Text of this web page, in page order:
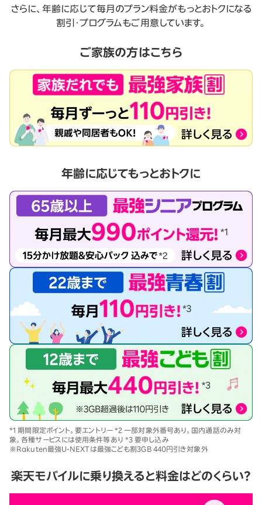
さらに、年齢に応じて毎月のプラン料金がもっとおトクになる
割引・プログラムもご用意しています。
ご家族の方はこちら
年齢に応じてもっとおトクに
*1 期間限定ポイント。要エントリー *2 一部対象外番号あり。国内通話のみ対
象。各種サービスには使用条件等あり *3 要申し込み
※Rakuten最強U-NEXTは最強こども割3GB 440円引き対象外
楽天モバイルに乗り換えると料金はどのくらい？